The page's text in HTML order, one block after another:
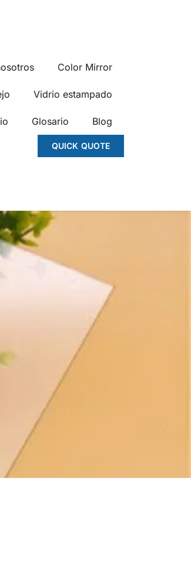
Color Mirror
Vidrio estampado
Glosario Blog
QUICK QUOTE